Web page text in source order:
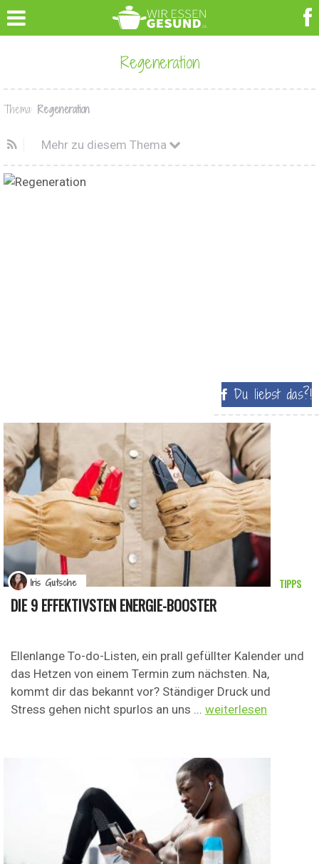
Regeneration
Thema: Regeneration
Mehr zu diesem Thema
Du liebst das?!
DIE 9 EFFEKTIVSTEN ENERGIE-BOOSTER
Ellenlange To-do-Listen, ein prall gefüllter Kalender und
das Hetzen von einem Termin zum nächsten. Na,
kommt dir das bekannt vor? Ständiger Druck und
Stress gehen nicht spurlos an uns ... weiterlesen
TIPPS
Iris Gutsche